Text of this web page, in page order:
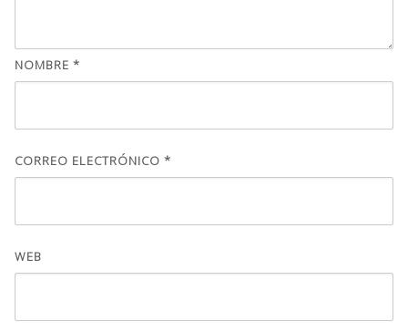
NOMBRE *
CORREO ELECTRÓNICO *
WEB